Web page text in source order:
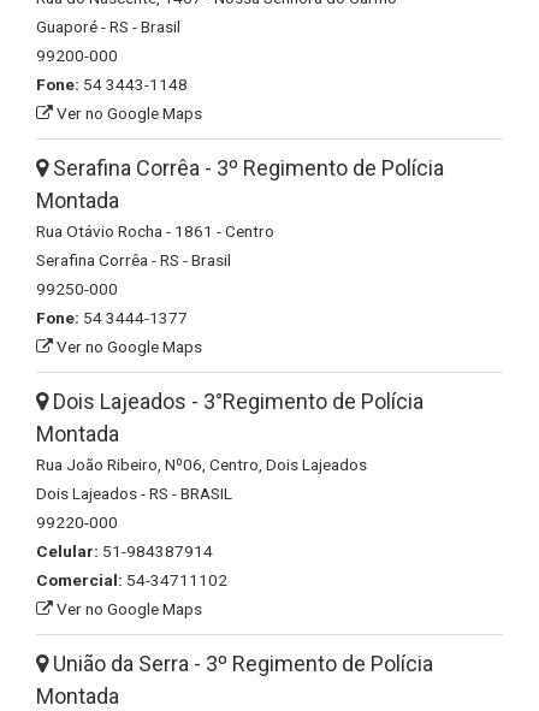
Guaporé - RS - Brasil
99200-000
Fone: 54 3443-1148
Ver no Google Maps
Serafina Corrêa - 3º Regimento de Polícia
Montada
Rua Otávio Rocha - 1861 - Centro
Serafina Corrêa - RS - Brasil
99250-000
Fone: 54 3444-1377
Ver no Google Maps
Dois Lajeados - 3°Regimento de Polícia
Montada
Rua João Ribeiro, Nº06, Centro, Dois Lajeados
Dois Lajeados - RS - BRASIL
99220-000
Celular: 51-984387914
Comercial: 54-34711102
Ver no Google Maps
União da Serra - 3º Regimento de Polícia
Montada